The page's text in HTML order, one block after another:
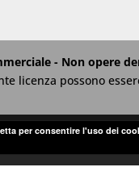
- Non opere
licenza possono
per consentire l'uso dei